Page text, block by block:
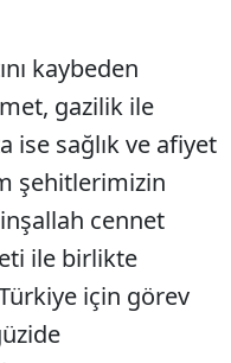
kaybeden
gazilik ile
ise sağlık ve afiyet
şehitlerimizin
inşallah cennet
ile birlikte
için görev